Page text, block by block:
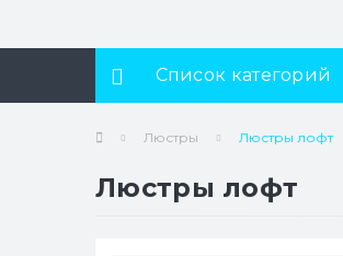
Список категорий
Люстры Люстры лофт
Люстры лофт